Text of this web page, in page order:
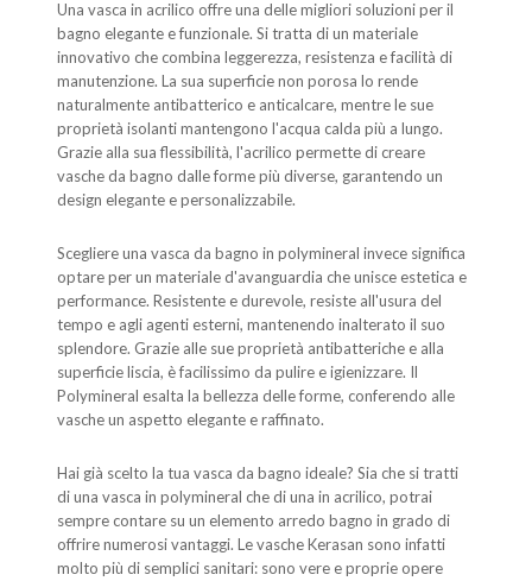
Una vasca in acrilico offre una delle migliori soluzioni per il
bagno elegante e funzionale. Si tratta di un materiale
innovativo che combina leggerezza, resistenza e facilità di
manutenzione. La sua superficie non porosa lo rende
naturalmente antibatterico e anticalcare, mentre le sue
proprietà isolanti mantengono l'acqua calda più a lungo.
Grazie alla sua flessibilità, l'acrilico permette di creare
vasche da bagno dalle forme più diverse, garantendo un
design elegante e personalizzabile.
Scegliere una vasca da bagno in polymineral invece significa
optare per un materiale d'avanguardia che unisce estetica e
performance. Resistente e durevole, resiste all'usura del
tempo e agli agenti esterni, mantenendo inalterato il suo
splendore. Grazie alle sue proprietà antibatteriche e alla
superficie liscia, è facilissimo da pulire e igienizzare. Il
Polymineral esalta la bellezza delle forme, conferendo alle
vasche un aspetto elegante e raffinato.
Hai già scelto la tua vasca da bagno ideale? Sia che si tratti
di una vasca in polymineral che di una in acrilico, potrai
sempre contare su un elemento arredo bagno in grado di
offrire numerosi vantaggi. Le vasche Kerasan sono infatti
molto più di semplici sanitari: sono vere e proprie opere